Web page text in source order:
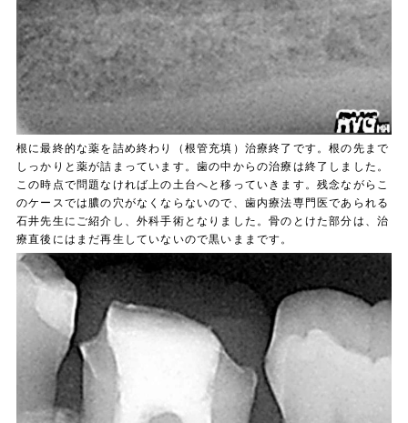
根に最終的な薬を詰め終わり（根管充填）治療終了です。根の先まで
しっかりと薬が詰まっています。歯の中からの治療は終了しました。
この時点で問題なければ上の土台へと移っていきます。残念ながらこ
のケースでは膿の穴がなくならないので、歯内療法専門医であられる
石井先生にご紹介し、外科手術となりました。骨のとけた部分は、治
療直後にはまだ再生していないので黒いままです。